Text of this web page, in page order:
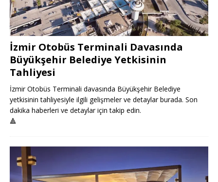
İzmir Otobüs Terminali Davasında
Büyükşehir Belediye Yetkisinin
Tahliyesi
İzmir Otobüs Terminali davasında Büyükşehir Belediye
yetkisinin tahliyesiyle ilgili gelişmeler ve detaylar burada. Son
dakika haberleri ve detaylar için takip edin.
🔺